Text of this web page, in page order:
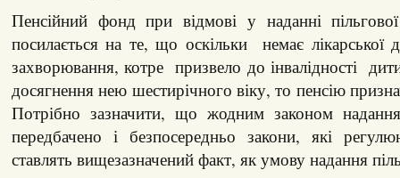
Пенсійний фонд при відмові у наданні
посилається на те, що оскільки немає
захворювання, котре призвело до інвалідності
досягнення нею шестирічного віку, то пенсію
Потрібно зазначити, що жодним законом
передбачено і безпосередньо закони, які
ставлять вищезазначений факт, як умову надання